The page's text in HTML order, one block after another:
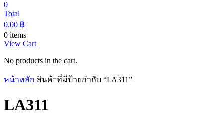
0
Total
0.00 ฿
0 items
View Cart
No products in the cart.
หน้าหลัก สินค้าที่มีป้ายกำกับ “LA311”
LA311